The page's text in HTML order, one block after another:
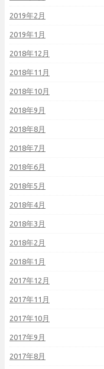
2019年2月
2019年1月
2018年12月
2018年11月
2018年10月
2018年9月
2018年8月
2018年7月
2018年6月
2018年5月
2018年4月
2018年3月
2018年2月
2018年1月
2017年12月
2017年11月
2017年10月
2017年9月
2017年8月